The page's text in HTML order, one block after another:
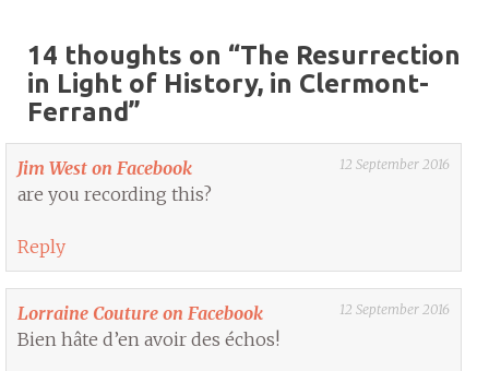
14 thoughts on “The Resurrection
in Light of History, in Clermont-
Ferrand”
Jim West on Facebook 12 September 2016
are you recording this?
Reply
Lorraine Couture on Facebook 12 September 2016
Bien hâte d’en avoir des échos!